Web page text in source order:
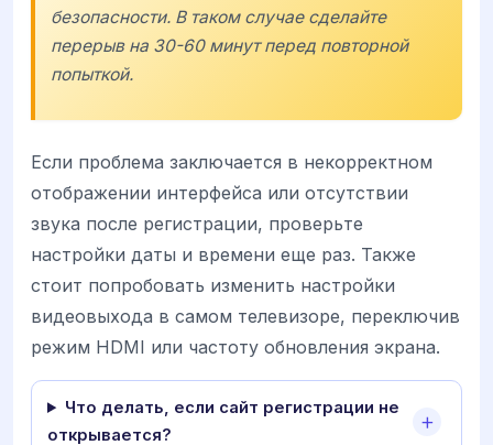
безопасности. В таком случае сделайте
перерыв на 30-60 минут перед повторной
попыткой.
Если проблема заключается в некорректном
отображении интерфейса или отсутствии
звука после регистрации, проверьте
настройки даты и времени еще раз. Также
стоит попробовать изменить настройки
видеовыхода в самом телевизоре, переключив
режим HDMI или частоту обновления экрана.
Что делать, если сайт регистрации не
открывается?